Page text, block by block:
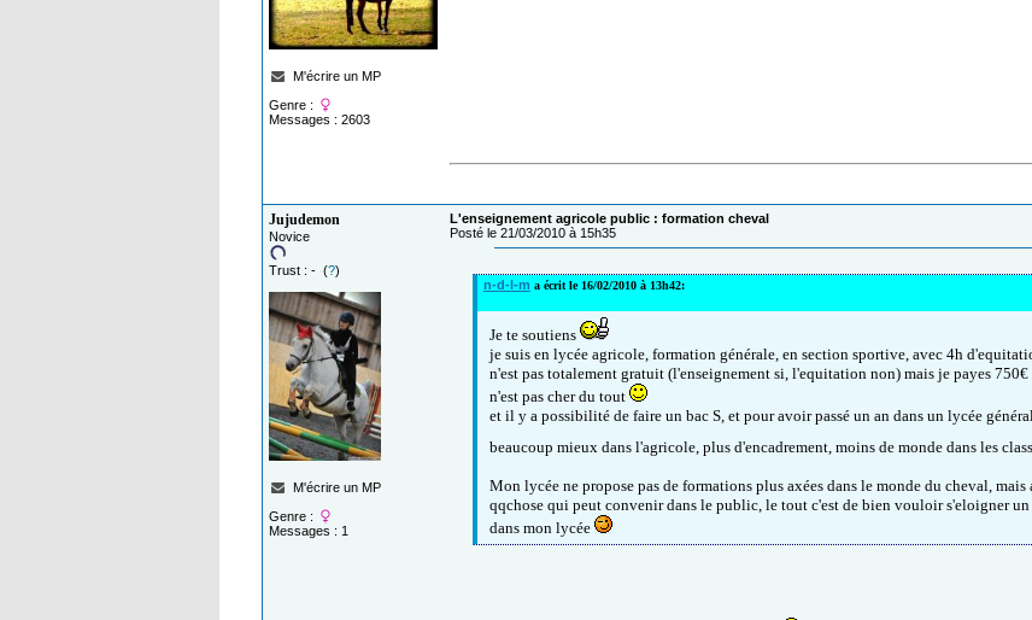
M'écrire un MP
Genre :
Messages : 2603
Jujudemon
Novice
Trust : - (?)
M'écrire un MP
Genre :
Messages : 1
L'enseignement agricole public : formation cheval
Posté le 21/03/2010 à 15h35
n-d-l-m a écrit le 16/02/2010 à 13h42:
Je te soutiens
je suis en lycée agricole, formation générale, en section sportive, avec 4h
n'est pas totalement gratuit (l'enseignement si, l'equitation non) mais je payes
n'est pas cher du tout
et il y a possibilité de faire un bac S, et pour avoir passé un an dans un lycée
beaucoup mieux dans l'agricole, plus d'encadrement, moins de monde dans les
Mon lycée ne propose pas de formations plus axées dans le monde du cheval,
qqchose qui peut convenir dans le public, le tout c'est de bien vouloir s'eloigner
dans mon lycée